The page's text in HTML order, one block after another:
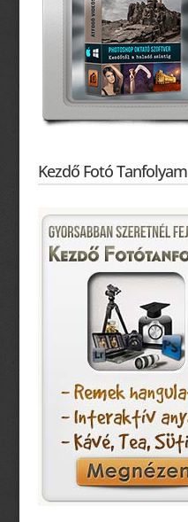
Kezdő Fotó Tanfolyam